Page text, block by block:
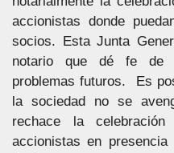
accionistas donde
socios. Esta Junta
notario que dé fe de
problemas futuros. Es
la sociedad no se
rechace la
accionistas en